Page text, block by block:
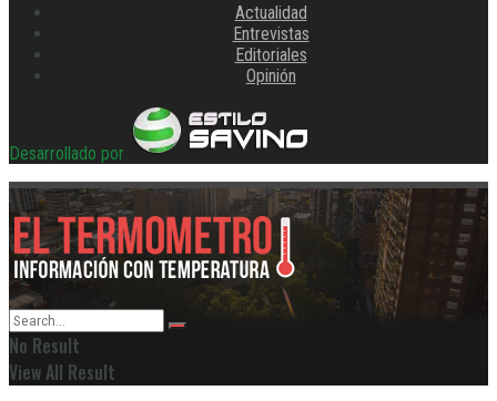
Actualidad
Entrevistas
Editoriales
Opinión
Desarrollado por
No Result
View All Result